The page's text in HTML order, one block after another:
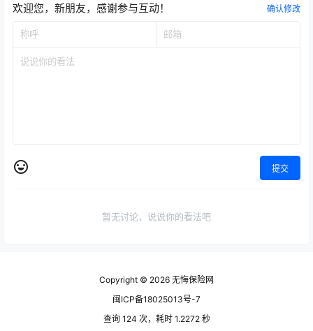
欢迎您，新朋友，感谢参与互动！ 确认修改
提交
暂无讨论，说说你的看法吧
Copyright © 2026 无悔保险网
闽ICP备18025013号-7
查询 124 次，耗时 1.2272 秒